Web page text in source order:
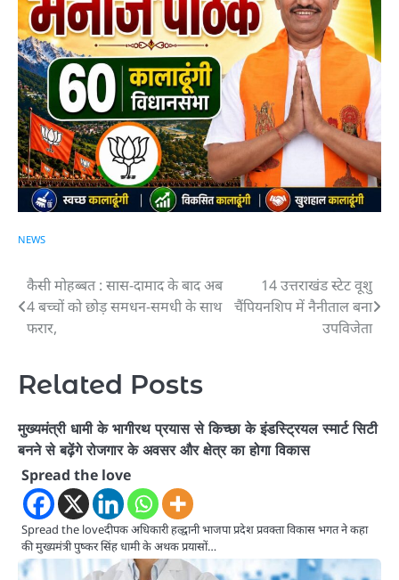
NEWS
Post
navigation
कैसी मोहब्बत : सास-दामाद के बाद अब
4 बच्चों को छोड़ समधन-समधी के साथ
फरार,
14 उत्तराखंड स्टेट वूशु
चैंपियनशिप में नैनीताल बना
उपविजेता
Related Posts
मुख्यमंत्री धामी के भागीरथ प्रयास से किच्छा के इंडस्ट्रियल स्मार्ट सिटी
बनने से बढ़ेंगे रोजगार के अवसर और क्षेत्र का होगा विकास
Spread the love
Spread the loveदीपक अधिकारी हल्द्वानी भाजपा प्रदेश प्रवक्ता विकास भगत ने कहा
की मुख्यमंत्री पुष्कर सिंह धामी के अथक प्रयासों…